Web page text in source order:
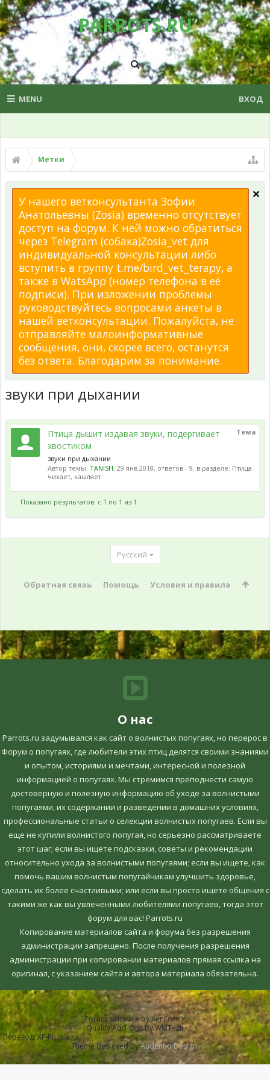
PARROTS.RU
MENU ВХОД
Метки
У нашего ветконсультанта Зофии
Анатольевны (Zosia) временно отсутствует
доступ на форум. К ней можно обратиться
через Telegram (собака)Zosia_vet для
индивидуальной консультации либо
вступить в группу t.me/bird_vet_terapy, а
также в WatsApp (номер телефона в её
подписи). При изложении проблемы
руководствуйтесь вопросами анкеты в
нашей ветконсультации. Пожалуйста, не
отправляйте малоинформативные
сообщения, они, скорее всего, останутся
без ответа. Благодарим за понимание.
звуки при дыхании
Тема
Птица дышит издавая звуки, подергивает
хвостиком
звуки при дыхании
Автор темы: TANISH, 29 янв 2018, ответов - 9, в разделе: Птица
чихает, кашляет
Показано результатов: с 1 по 1 из 1.
Русский
Обратная связь Помощь Условия и правила
О нас
Parrots.ru задумывался как сайт о волнистых попугаях, но перерос в
Форум о попугаях, где любители этих птиц делятся своими знаниями
и опытом, историями и мечтами, интересной и полезной
информацией о попугаях. Мы стремимся преподнести самую
достоверную и полезную информацию об уходе за волнистыми
попугаями, их содержании и разведении в домашних условиях,
профессиональные статьи о селекции волнистых попугаев. Если вы
еще не купили волнистого попугая, но серьезно рассматриваете
этот шаг; если вы ищете подсказки, советы и рекомендации
относительно ухода за волнистыми попугаями; если вы ищете, как
помочь вашим волнистым попугайчикам улучшить здоровье,
сделать их более счастливыми; или если вы просто ищете общения с
такими же как вы увлеченными любителями попугаев, тогда этот
форум для вас! Parrots.ru
Копирование материалов сайта и форума без разрешения
администрации запрещено. После получения разрешения
администрации при копировании материалов прямая ссылка на
оригинал, c указанием сайта и автора материала обязательна.
Forum software by XenForo™
Quality Add-Ons by WMTech
Перевод:XF-Russia.ru
Theme designed byAudentio Design.